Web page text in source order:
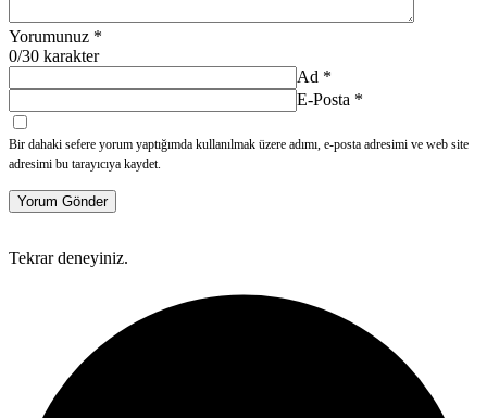
Yorumunuz *
0/30 karakter
Ad *
E-Posta *
Bir dahaki sefere yorum yaptığımda kullanılmak üzere adımı, e-posta adresimi ve web site
adresimi bu tarayıcıya kaydet.
Yorum Gönder
Tekrar deneyiniz.